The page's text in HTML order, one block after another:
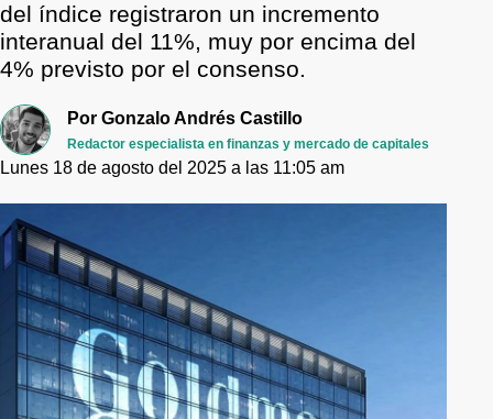
del índice registraron un incremento
interanual del 11%, muy por encima del
4% previsto por el consenso.
Por Gonzalo Andrés Castillo
Redactor especialista en finanzas y mercado de capitales
Lunes 18 de agosto del 2025 a las 11:05 am